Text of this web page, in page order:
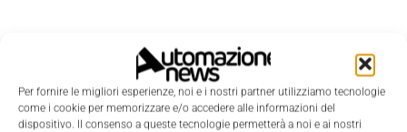
Per fornire le migliori esperienze, noi e i nostri partner utilizziamo tecnologie
come i cookie per memorizzare e/o accedere alle informazioni del
dispositivo. Il consenso a queste tecnologie permetterà a noi e ai nostri
LEGGI LA RIVISTA ⇢